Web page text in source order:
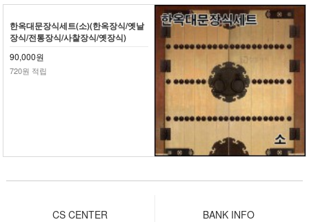
한옥대문장식세트(소)(한옥장식/옛날
장식/전통장식/사찰장식/옛장식)
90,000원
720원 적립
CS CENTER BANK INFO